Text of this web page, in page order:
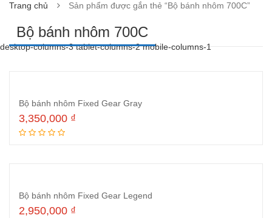
Trang chủ Sản phẩm được gắn thẻ “Bộ bánh nhôm 700C”
Bộ bánh nhôm 700C
desktop-columns-3 tablet-columns-2 mobile-columns-1
Bộ bánh nhôm Fixed Gear Gray
3,350,000 ₫
Bộ bánh nhôm Fixed Gear Legend
2,950,000 ₫